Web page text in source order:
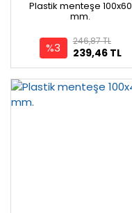
Plastik menteşe 100x60
mm.
%3 239,46 TL
246,87 TL